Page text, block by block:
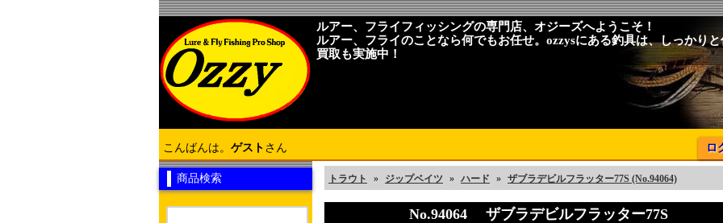
ルアー、フライフィッシングの専門店、オジーズへようこそ！
ルアー、フライのことなら何でもお任せ。ozzysにある釣具は、しっかり
買取も実施中！
こんばんは。 ゲスト さん ロ
商品検索 トラウト » ジップベイツ » ハード » ザブラデビルフラッター77S (No.94064)
No.94064 ザブラデビルフラッター77S